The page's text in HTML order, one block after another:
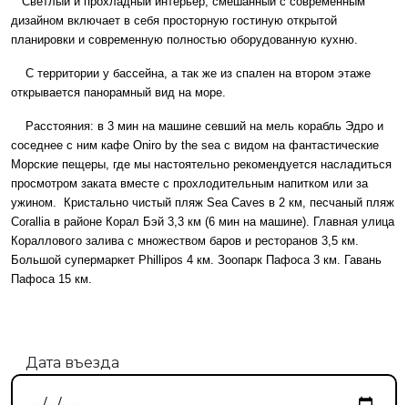
дизайном включает в себя просторную гостиную открытой
планировки и современную полностью оборудованную кухню.
С территории у бассейна, а так же из спален на втором этаже
открывается панорамный вид на море.
Расстояния: в 3 мин на машине севший на мель корабль Эдро и
соседнее с ним кафе Oniro by the sea с видом на фантастические
Морские пещеры, где мы настоятельно рекомендуется насладиться
просмотром заката вместе с прохлодительным напитком или за
ужином. Кристально чистый пляж Sea Caves в 2 км, песчаный пляж
Corallia в районе Корал Бэй 3,3 км (6 мин на машине). Главная улица
Кораллового залива с множеством баров и ресторанов 3,5 км.
Большой супермаркет Phillipos 4 км. Зоопарк Пафоса 3 км. Гавань
Пафоса 15 км.
Дата въезда